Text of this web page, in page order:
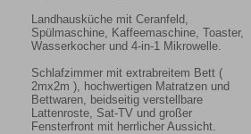
Landhausküche mit Ceranfeld,
Spülmaschine, Kaffeemaschine, Toaster,
Wasserkocher und 4-in-1 Mikrowelle.
Schlafzimmer mit extrabreitem Bett (
2mx2m ), hochwertigen Matratzen und
Bettwaren, beidseitig verstellbare
Lattenroste, Sat-TV und großer
Fensterfront mit herrlicher Aussicht.